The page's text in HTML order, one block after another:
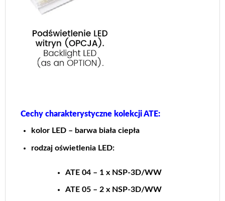
Cechy charakterystyczne kolekcji ATE:
kolor LED – barwa biała ciepła
rodzaj oświetlenia LED:
ATE 04 – 1 x NSP-3D/WW
ATE 05 – 2 x NSP-3D/WW